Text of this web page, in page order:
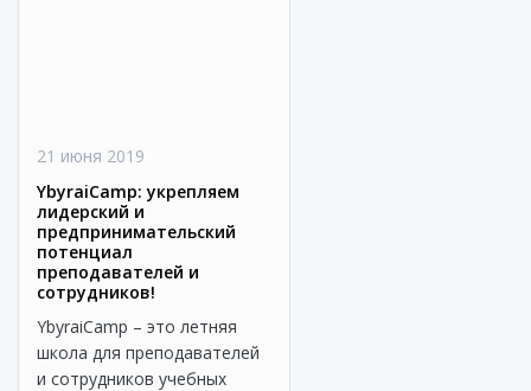
21 июня 2019
YbyraiCamp: укрепляем
лидерский и
предпринимательский
потенциал
преподавателей и
сотрудников!
YbyraiCamp – это летняя
школа для преподавателей
и сотрудников учебных